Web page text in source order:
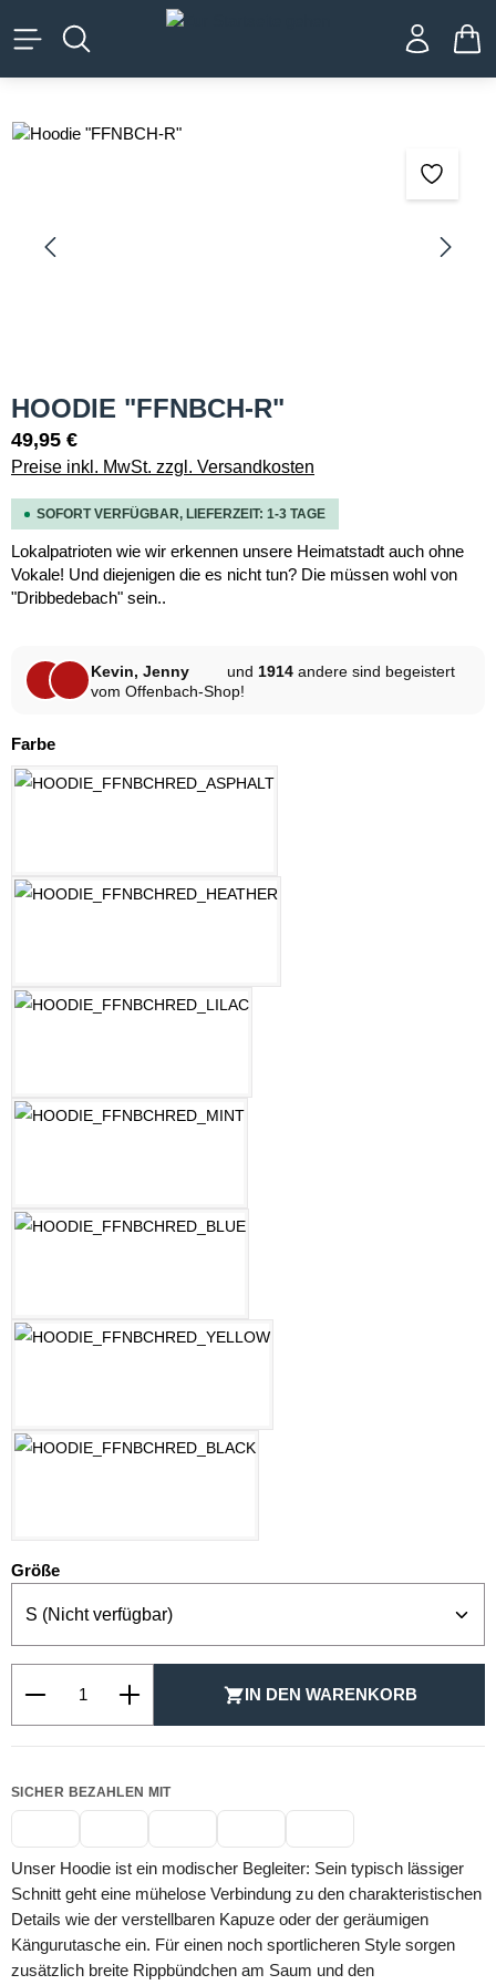
springen
Bildergalerie überspringen
HOODIE "FFNBCH-R"
49,95 €
Preise inkl. MwSt. zzgl. Versandkosten
SOFORT VERFÜGBAR, LIEFERZEIT: 1-3 TAGE
Lokalpatrioten wie wir erkennen unsere Heimatstadt auch ohne
Vokale! Und diejenigen die es nicht tun? Die müssen wohl von
"Dribbedebach" sein..
Kevin, Jenny und 1914 andere sind begeistert
vom Offenbach-Shop!
Farbeauswählen
Größeauswählen
IN DEN WARENKORB
SICHER BEZAHLEN MIT
Unser Hoodie ist ein modischer Begleiter: Sein typisch lässiger
Schnitt geht eine mühelose Verbindung zu den charakteristischen
Details wie der verstellbaren Kapuze oder der geräumigen
Kängurutasche ein. Für einen noch sportlicheren Style sorgen
zusätzlich breite Rippbündchen am Saum und den